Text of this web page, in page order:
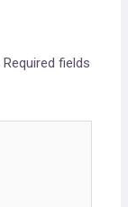
Required fields